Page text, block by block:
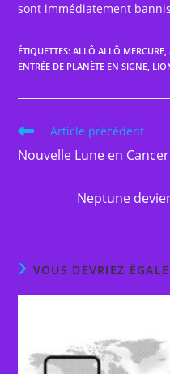
sont immédiatement
ÉTIQUETTES:ALLÔ ALLÔ MERCURE,
ENTRÉE DE PLANÈTE EN SIGNE,
Read
articles
Article précédent
Nouvelle Lune en
Neptune
VOUS DEVRIEZ